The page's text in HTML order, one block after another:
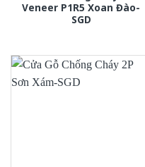
Veneer P1R5 Xoan Đào-
SGD